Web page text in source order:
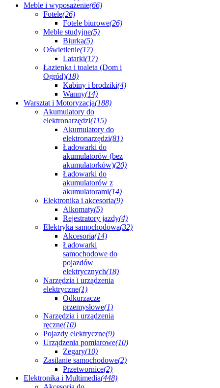
Meble i wyposażenie(66)
Fotele(26)
Fotele biurowe(26)
Meble studyjne(5)
Biurka(5)
Oświetlenie(17)
Latarki(17)
Łazienka i toaleta (Dom i
Ogród)(18)
Kabiny i brodziki(4)
Wanny(14)
Warsztat i Motoryzacja(188)
Akumulatory do
elektronarzędzi(115)
Akumulatory do
elektronarzędzi(81)
Ładowarki do
akumulatorów (bez
akumulatorków)(20)
Ładowarki do
akumulatorów z
akumulatorami(14)
Elektronika i akcesoria(9)
Alkomaty(5)
Rejestratory jazdy(4)
Elektryka samochodowa(32)
Akcesoria(14)
Ładowarki
samochodowe do
pojazdów
elektrycznych(18)
Narzędzia i urządzenia
elektryczne(1)
Odkurzacze
przemysłowe(1)
Narzędzia i urządzenia
ręczne(10)
Pojazdy elektryczne(9)
Urządzenia pomiarowe(10)
Zegary(10)
Zasilanie samochodowe(2)
Przetwornice(2)
Elektronika i Multimedia(448)